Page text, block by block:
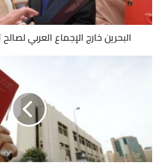
البحرين خارج الإجماع العربي